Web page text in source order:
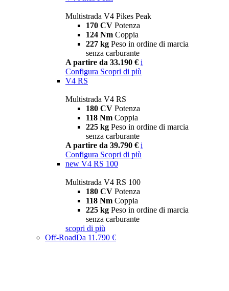
Multistrada V4 Pikes Peak
170 CV Potenza
124 Nm Coppia
227 kg Peso in ordine di marcia
senza carburante
A partire da 33.190 € i
Configura Scopri di più
V4 RS
Multistrada V4 RS
180 CV Potenza
118 Nm Coppia
225 kg Peso in ordine di marcia
senza carburante
A partire da 39.790 € i
Configura Scopri di più
new V4 RS 100
Multistrada V4 RS 100
180 CV Potenza
118 Nm Coppia
225 kg Peso in ordine di marcia
senza carburante
scopri di più
Off-RoadDa 11.790 €